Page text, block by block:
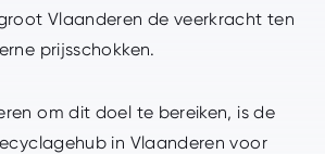
Vlaanderen de veerkracht ten
prijsschokken.
om dit doel te bereiken, is de
in Vlaanderen voor